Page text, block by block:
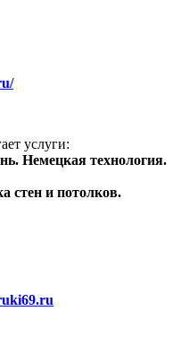
услуги:
Немецкая технология.
стен и потолков.